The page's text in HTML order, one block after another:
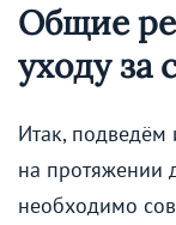
Общие
уходу за
Итак, подведём
на протяжении
необходимо